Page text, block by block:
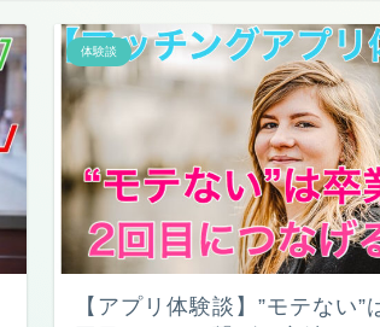
体験談
【アプリ体験談】”モテない”